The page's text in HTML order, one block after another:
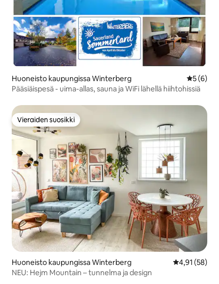
Huoneisto kaupungissa Winterberg
5 (6)
Pääsiäispesä - uima-allas, sauna ja WiFi lähellä hiihtohissiä
Vieraiden suosikki
Vieraiden suosikki
Huoneisto kaupungissa Winterberg
4,91 (58)
NEU: Hejm Mountain – tunnelma ja design